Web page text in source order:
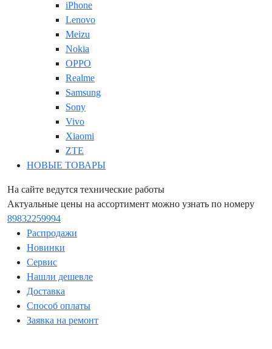
iPhone
Lenovo
Meizu
Nokia
OPPO
Realme
Samsung
Sony
Vivo
Xiaomi
ZTE
НОВЫЕ ТОВАРЫ
На сайте ведутся технические работы
Актуальные цены на ассортимент можно узнать по номеру
89832259994
Распродажи
Новинки
Сервис
Нашли дешевле
Доставка
Способ оплаты
Заявка на ремонт